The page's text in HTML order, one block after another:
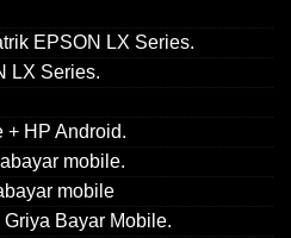
EPSON LX Series.
LX Series.
+ HP Android.
mobile.
mobile
Bayar Mobile.